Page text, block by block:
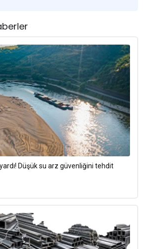
Düşük su arz güvenliğini tehdit